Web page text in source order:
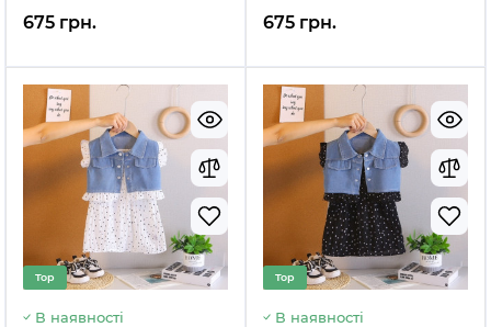
675 грн. 675 грн.
Top
В наявності
Top
В наявності